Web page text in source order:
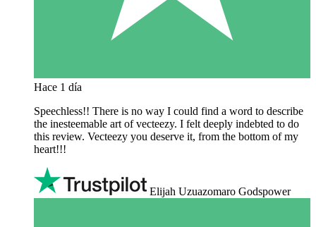
Hace 1 día
Speechless!! There is no way I could find a word to describe
the inesteemable art of vecteezy. I felt deeply indebted to do
this review. Vecteezy you deserve it, from the bottom of my
heart!!!
Elijah Uzuazomaro Godspower